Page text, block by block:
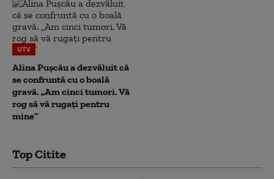
UTV
Alina Pușcău a dezvăluit că
se confruntă cu o boală
gravă. „Am cinci tumori. Vă
rog să vă rugați pentru
mine”
Top Citite